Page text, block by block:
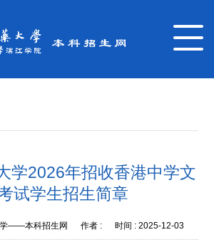
学2026年招收香港中学文
试学生招生简章
——本科招生网 作者 : 时间 : 2025-12-03